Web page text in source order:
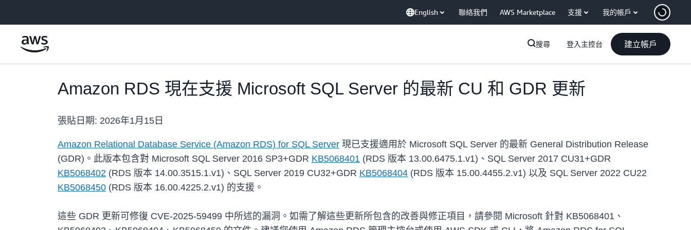
English 聯絡我們 AWS Marketplace 支援 我的帳戶
搜尋 登入主控台 建立帳戶
Amazon RDS 現在支援 Microsoft SQL Server 的最新 CU 和 GDR 更新
張貼日期: 2026年1月15日
Amazon Relational Database Service (Amazon RDS) for SQL Server 現已支援適用於 Microsoft SQL Server 的最新 General Distribution Release
(GDR)。此版本包含對 Microsoft SQL Server 2016 SP3+GDR KB5068401 (RDS 版本 13.00.6475.1.v1)、SQL Server 2017 CU31+GDR
KB5068402 (RDS 版本 14.00.3515.1.v1)、SQL Server 2019 CU32+GDR KB5068404 (RDS 版本 15.00.4455.2.v1) 以及 SQL Server 2022 CU22
KB5068450 (RDS 版本 16.00.4225.2.v1) 的支援。
這些 GDR 更新可修復 CVE-2025-59499 中所述的漏洞。如需了解這些更新所包含的改善與修正項目，請參閱 Microsoft 針對 KB5068401、